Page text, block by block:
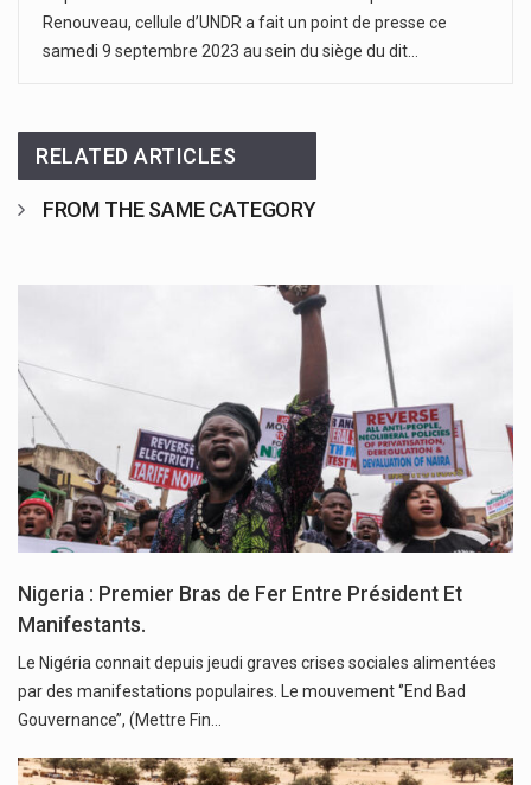
Renouveau, cellule d’UNDR a fait un point de presse ce
samedi 9 septembre 2023 au sein du siège du dit…
RELATED ARTICLES
FROM THE SAME CATEGORY
Nigeria : Premier Bras de Fer Entre Président Et
Manifestants.
Le Nigéria connait depuis jeudi graves crises sociales alimentées
par des manifestations populaires. Le mouvement ‘’End Bad
Gouvernance’’, (Mettre Fin…